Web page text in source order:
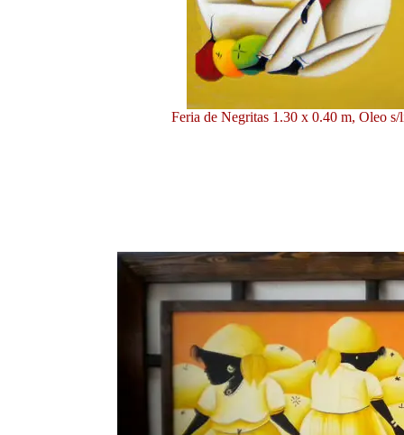
Feria de Negritas 1.30 x 0.40 m, Oleo s/